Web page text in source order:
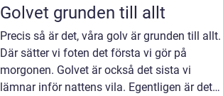
Golvet grunden till allt
Precis så är det, våra golv är grunden till allt.
Där sätter vi foten det första vi gör på
morgonen. Golvet är också det sista vi
lämnar inför nattens vila. Egentligen är det